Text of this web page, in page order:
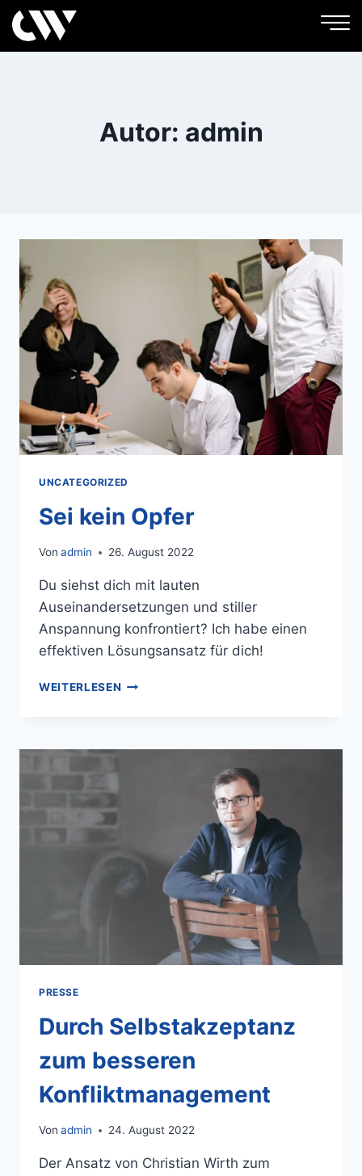
Autor: admin
UNCATEGORIZED
Sei kein Opfer
Von admin 26. August 2022
Du siehst dich mit lauten
Auseinandersetzungen und stiller
Anspannung konfrontiert? Ich habe einen
effektiven Lösungsansatz für dich!
WEITERLESEN
PRESSE
Durch Selbstakzeptanz
zum besseren
Konfliktmanagement
Von admin 24. August 2022
Der Ansatz von Christian Wirth zum